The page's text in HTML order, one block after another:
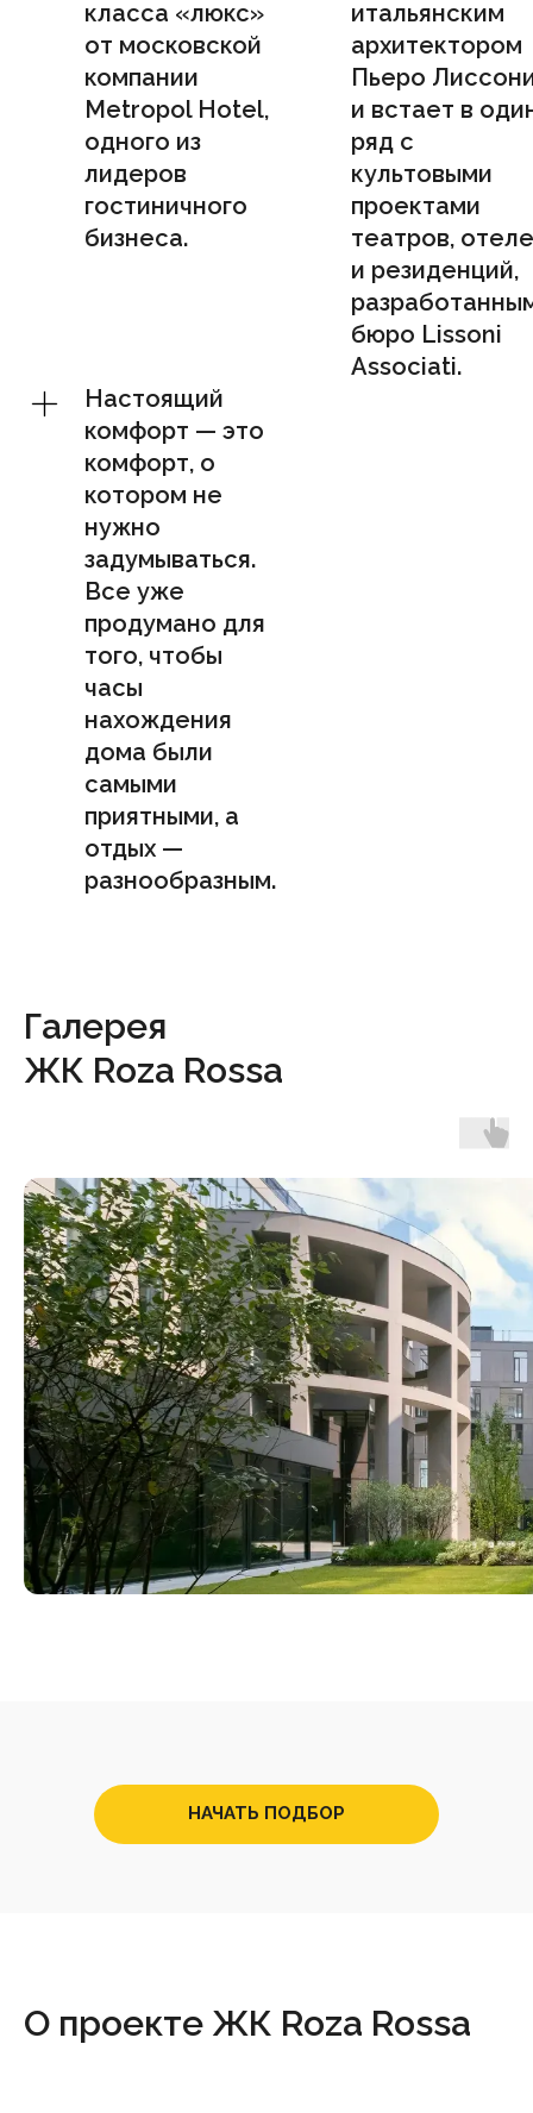
класса «люкс»
от московской
компании
Metropol Hotel,
одного из
лидеров
гостиничного
бизнеса.
итальянским
архитектором
Пьеро
и встает в
ряд с
культовыми
проектами
театров,
и резиденций,
бюро Lissoni
Associati.
Настоящий
комфорт — это
комфорт, о
котором не
нужно
задумываться.
Все уже
продумано для
того, чтобы
часы
нахождения
дома были
самыми
приятными, а
отдых —
разнообразным.
Галерея
ЖК Roza Rossa
НАЧАТЬ ПОДБОР
О проекте ЖК Roza Rossa